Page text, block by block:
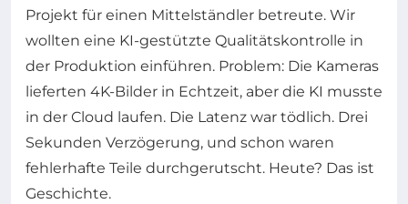
Projekt für einen Mittelständler betreute. Wir
wollten eine KI-gestützte Qualitätskontrolle in
der Produktion einführen. Problem: Die Kameras
lieferten 4K-Bilder in Echtzeit, aber die KI musste
in der Cloud laufen. Die Latenz war tödlich. Drei
Sekunden Verzögerung, und schon waren
fehlerhafte Teile durchgerutscht. Heute? Das ist
Geschichte.